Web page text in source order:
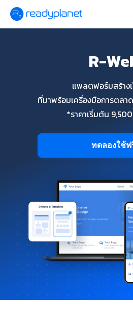
R-
แพลตฟอร์มสร้าง
ที่มาพร้อมเครื่องมือการตล
*ราคาเริ่มต้น
ทดลองใช้ฟ